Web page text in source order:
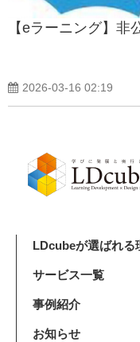
【eラーニング】
2026-03-16 02:19
LDcubeが選ばれる
サービス一覧
事例紹介
お知らせ